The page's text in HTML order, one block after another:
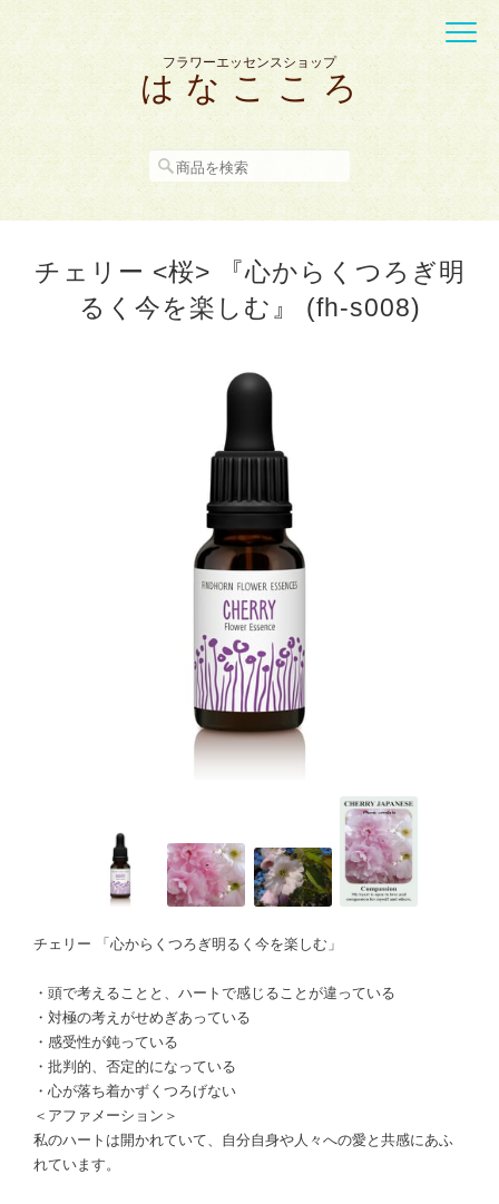
フラワーエッセンスショップ
は な こ こ ろ
チェリー <桜> 『心からくつろぎ明
るく今を楽しむ』 (fh-s008)
チェリー 「心からくつろぎ明るく今を楽しむ」
・頭で考えることと、ハートで感じることが違っている
・対極の考えがせめぎあっている
・感受性が鈍っている
・批判的、否定的になっている
・心が落ち着かずくつろげない
＜アファメーション＞
私のハートは開かれていて、自分自身や人々への愛と共感にあふ
れています。